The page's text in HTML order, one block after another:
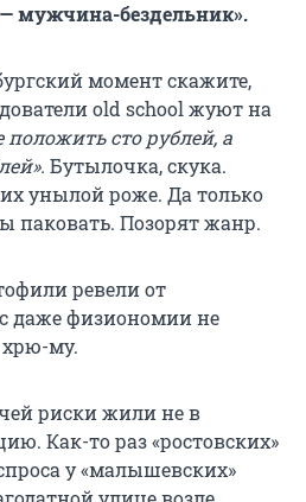
мужчина-бездельник».
момент скажите,
old school жуют на
сто рублей, а
Бутылочка, скука.
унылой роже. Да только
паковать. Позорят жанр.
ревели от
даже физиономии не
хрю-му.
риски жили не в
Как-то раз «ростовских»
у «малышевских»